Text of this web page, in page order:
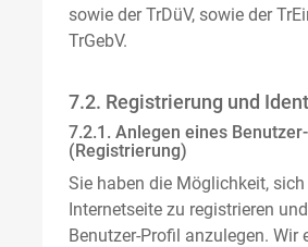
sowie der TrDüV, sowie der
TrGebV.
7.2. Registrierung und
7.2.1. Anlegen eines
(Registrierung)
Sie haben die Möglichkeit,
Internetseite zu registrieren
Benutzer-Profil anzulegen. Wir